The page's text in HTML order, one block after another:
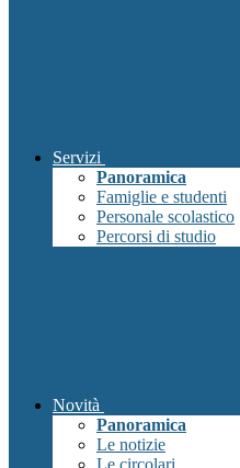
Servizi
Panoramica
Famiglie e studenti
Personale scolastico
Percorsi di studio
Novità
Panoramica
Le notizie